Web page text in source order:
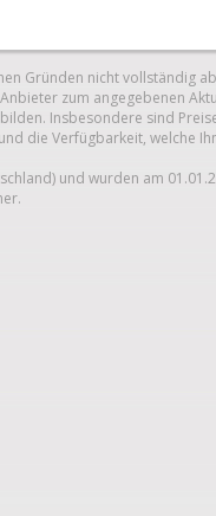
Gründen nicht vollständig
zum angegebenen
Insbesondere sind
die Verfügbarkeit, welche
und wurden am